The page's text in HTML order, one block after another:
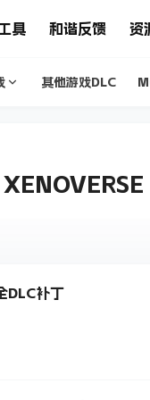
具 和谐反馈 资
其他游戏DLC
DLC补丁